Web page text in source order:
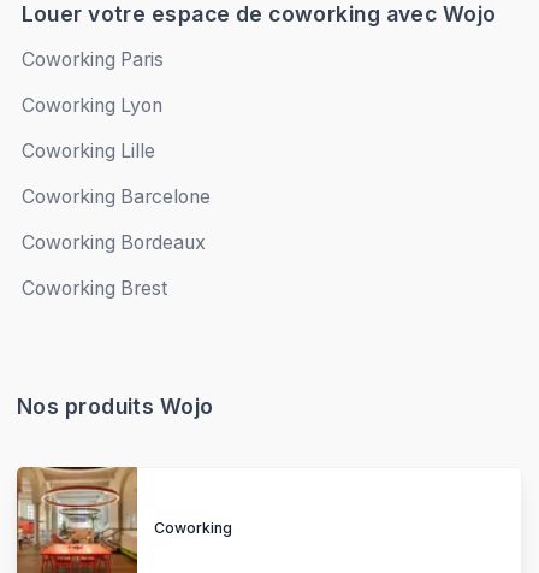
Louer votre espace de coworking avec Wojo
Coworking Paris
Coworking Lyon
Coworking Lille
Coworking Barcelone
Coworking Bordeaux
Coworking Brest
Nos produits Wojo
Coworking